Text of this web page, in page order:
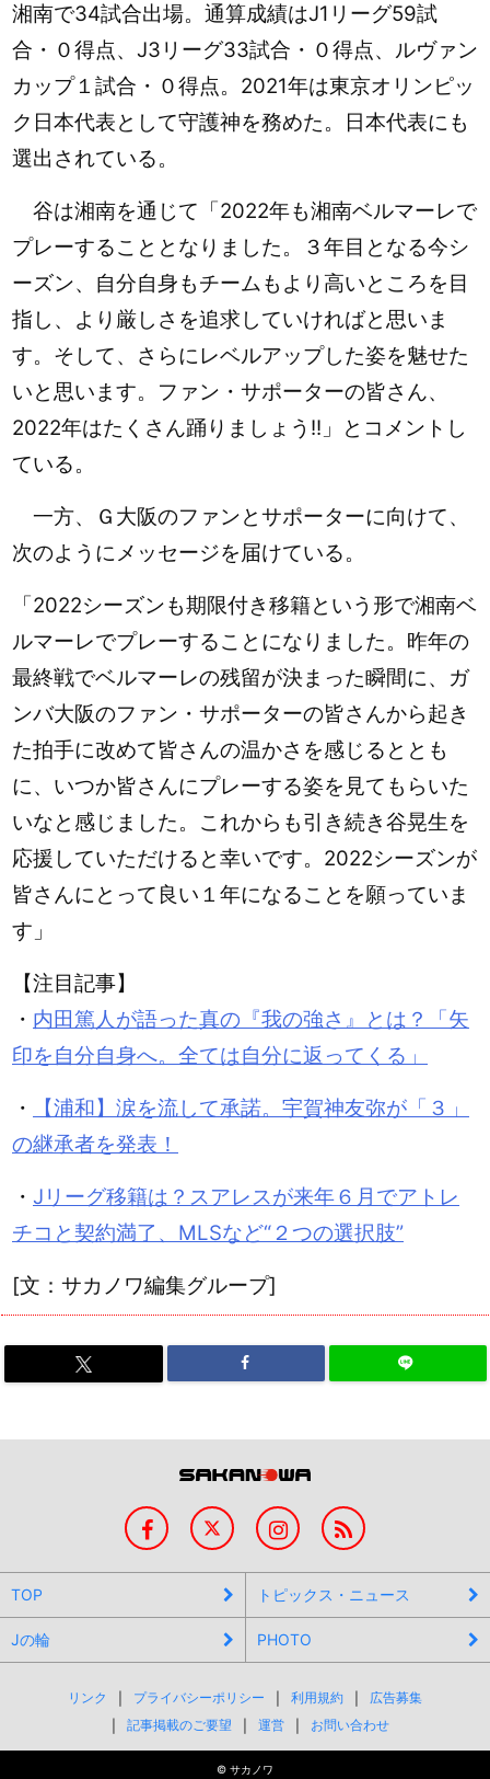
湘南で34試合出場。通算成績はJ1リーグ59試
合・０得点、J3リーグ33試合・０得点、ルヴァン
カップ１試合・０得点。2021年は東京オリンピッ
ク日本代表として守護神を務めた。日本代表にも
選出されている。
谷は湘南を通じて「2022年も湘南ベルマーレで
プレーすることとなりました。３年目となる今シ
ーズン、自分自身もチームもより高いところを目
指し、より厳しさを追求していければと思いま
す。そして、さらにレベルアップした姿を魅せた
いと思います。ファン・サポーターの皆さん、
2022年はたくさん踊りましょう!!」とコメントし
ている。
一方、Ｇ大阪のファンとサポーターに向けて、
次のようにメッセージを届けている。
「2022シーズンも期限付き移籍という形で湘南ベ
ルマーレでプレーすることになりました。昨年の
最終戦でベルマーレの残留が決まった瞬間に、ガ
ンバ大阪のファン・サポーターの皆さんから起き
た拍手に改めて皆さんの温かさを感じるととも
に、いつか皆さんにプレーする姿を見てもらいた
いなと感じました。これからも引き続き谷晃生を
応援していただけると幸いです。2022シーズンが
皆さんにとって良い１年になることを願っていま
す」
【注目記事】
・ 内田篤人が語った真の『我の強さ』とは？「矢
印を自分自身へ。全ては自分に返ってくる」
・
【浦和】涙を流して承諾。宇賀神友弥が「３」
の継承者を発表！
・ Jリーグ移籍は？スアレスが来年６月でアトレ
チコと契約満了、MLSなど“２つの選択肢”
[文：サカノワ編集グループ]
TOP トピックス・ニュース
Jの輪 PHOTO
リンク プライバシーポリシー 利用規約
広告募集
記事掲載のご要望
運営 お問い合わせ
© サカノワ